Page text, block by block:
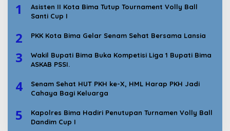
1
Asisten II Kota Bima Tutup Tournament Volly Ball
Santi Cup I
2 PKK Kota Bima Gelar Senam Sehat Bersama Lansia
3
Wakil Bupati Bima Buka Kompetisi Liga 1 Bupati Bima
ASKAB PSSI.
4
Senam Sehat HUT PKH ke-X, HML Harap PKH Jadi
Cahaya Bagi Keluarga
5
Kapolres Bima Hadiri Penutupan Turnamen Volly Ball
Dandim Cup I